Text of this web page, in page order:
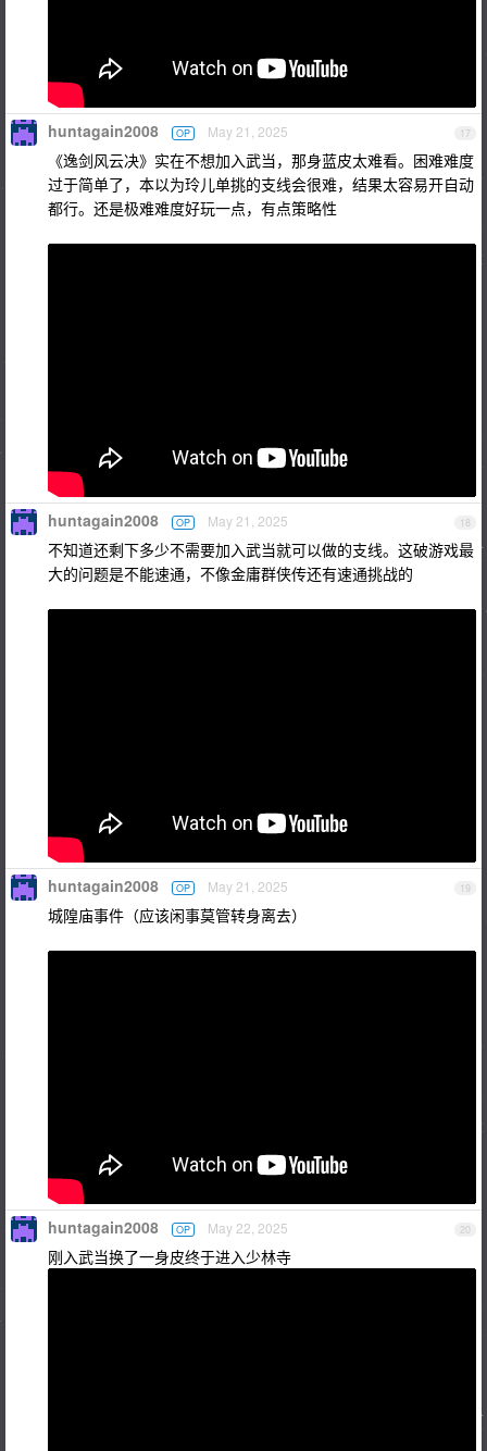
17
huntagain2008 OP May 21, 2025
《逸剑风云决》实在不想加入武当，那身蓝皮太难看。困难难度
过于简单了，本以为玲儿单挑的支线会很难，结果太容易开自动
都行。还是极难难度好玩一点，有点策略性
18
huntagain2008 OP May 21, 2025
不知道还剩下多少不需要加入武当就可以做的支线。这破游戏最
大的问题是不能速通，不像金庸群侠传还有速通挑战的
19
huntagain2008 OP May 21, 2025
城隍庙事件（应该闲事莫管转身离去）
20
huntagain2008 OP May 22, 2025
刚入武当换了一身皮终于进入少林寺